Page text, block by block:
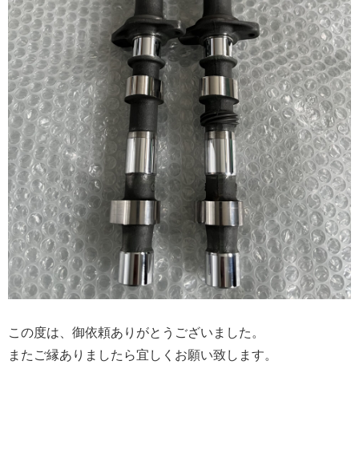
この度は、御依頼ありがとうございました。
またご縁ありましたら宜しくお願い致します。